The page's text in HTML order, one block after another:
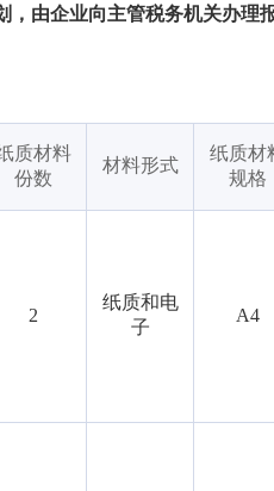
，由企业向主管税务机关办理
质材料
份数
材料形式
纸质材
规格
2
纸质和电
子
A4